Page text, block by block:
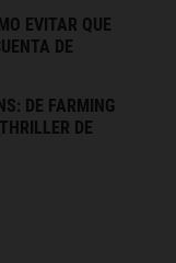
EVITAR QUE
DE
DE FARMING
DE